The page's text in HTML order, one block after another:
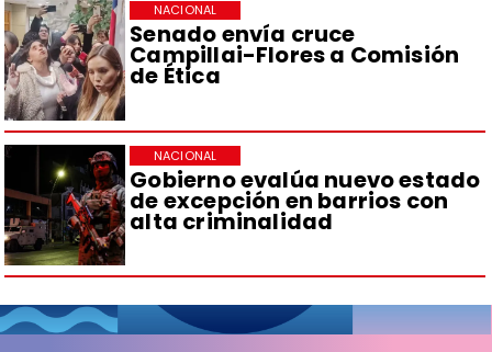
Senado envía cruce
Campillai-Flores a Comisión
de Ética
NACIONAL
Gobierno evalúa nuevo estado
de excepción en barrios con
alta criminalidad
NACIONAL